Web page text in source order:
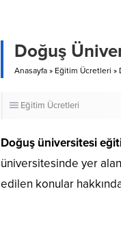
Doğuş
Anasayfa » Eğitim Ücretleri »
Eğitim Ücretleri
Doğuş üniversitesi
üniversitesinde yer
edilen konular